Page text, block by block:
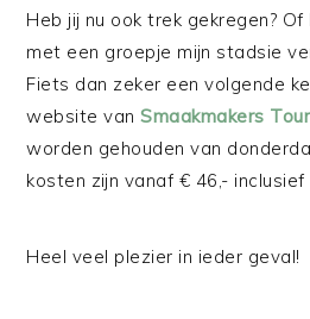
Heb jij nu ook trek gekregen?
met een groepje mijn stadsie
Fiets dan zeker een volgende
website vanSmaakmakers Tour
worden gehouden van
kosten zijn vanaf € 46,- inclusief
Heel veel plezier in ieder geval!